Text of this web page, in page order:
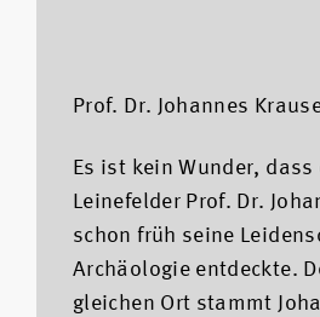
Prof. Dr. Johannes
Es ist kein Wunder,
Leinefelder Prof. Dr.
schon früh seine
Archäologie entdeckte.
gleichen Ort stammt